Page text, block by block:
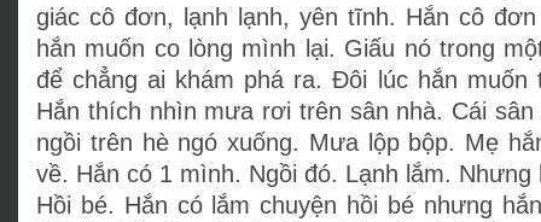
giác cô đơn, lạnh lạnh, yên tĩnh. Hắn cô
hắn muốn co lòng mình lại. Giấu nó trong
để chẳng ai khám phá ra. Đôi lúc hắn muốn
Hắn thích nhìn mưa rơi trên sân nhà. Cái
ngồi trên hè ngó xuống. Mưa lộp bộp. Mẹ
về. Hắn có 1 mình. Ngồi đó. Lạnh lắm. Nhưng
Hồi bé. Hắn có lắm chuyện hồi bé nhưng